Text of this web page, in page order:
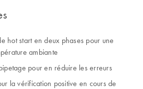
hot start en deux phases pour une
ambiante
pour en réduire les erreurs
la vérification positive en cours de